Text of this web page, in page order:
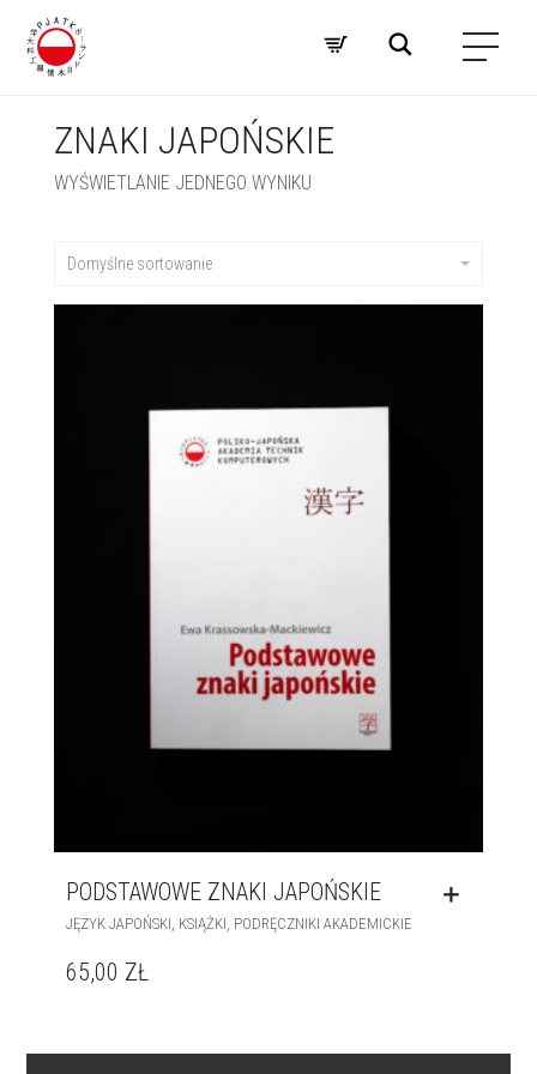
ZNAKI JAPOŃSKIE
WYŚWIETLANIE JEDNEGO WYNIKU
Domyślne sortowanie
PODSTAWOWE ZNAKI JAPOŃSKIE
JĘZYK JAPOŃSKI KSIĄŻKI PODRĘCZNIKI AKADEMICKIE
65,00 ZŁ